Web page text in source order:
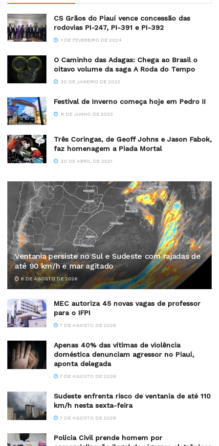
CS Grãos do Piauí vence concessão das
rodovias PI-247, PI-391 e PI-392
1 DE FEVEREIRO DE 2024
O Caminho das Adagas: Chega ao Brasil o
oitavo volume da saga A Roda do Tempo
30 DE JANEIRO DE 2023
Festival de Inverno começa hoje em Pedro II
8 DE JUNHO DE 2023
Três Coringas, de Geoff Johns e Jason Fabok,
faz homenagem a Piada Mortal
20 DE ABRIL DE 2021
Ventania persiste no Sul e Sudeste com rajadas de
até 90 km/h e mar agitado
8 DE AGOSTO DE 2026
MEC autoriza 45 novas vagas de professor
para o IFPI
7 DE AGOSTO DE 2026
Apenas 40% das vítimas de violência
doméstica denunciam agressor no Piauí,
aponta delegada
7 DE AGOSTO DE 2026
Sudeste enfrenta risco de ventania de até 110
km/h nesta sexta-feira
7 DE AGOSTO DE 2026
Polícia Civil prende homem por